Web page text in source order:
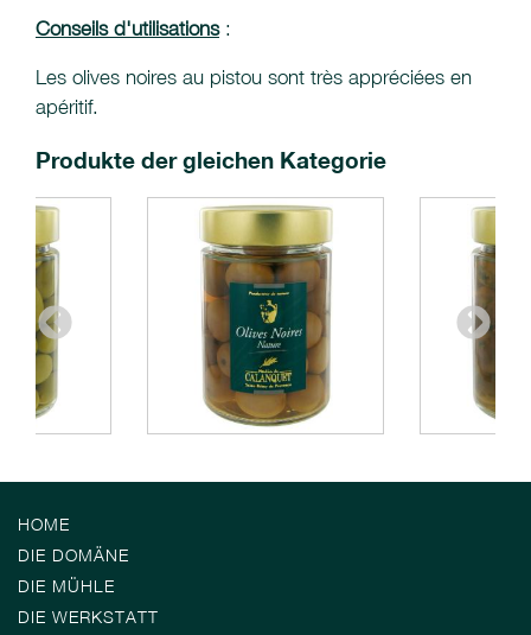
Conseils d'utilisations:
Les olives noires au pistou sont très appréciées en
apéritif.
Produkte der gleichen Kategorie
HOME
DIE DOMÄNE
DIE MÜHLE
DIE WERKSTATT